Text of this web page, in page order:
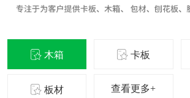
木箱 卡板
板材 查看更多+